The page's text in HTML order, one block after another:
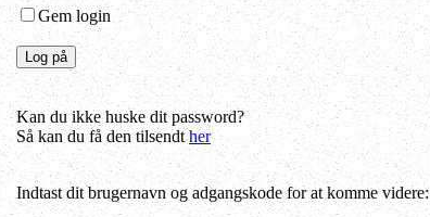
Gem login
Kan du ikke huske dit password?
Så kan du få den tilsendther
Indtast dit brugernavn og adgangskode for at komme videre: